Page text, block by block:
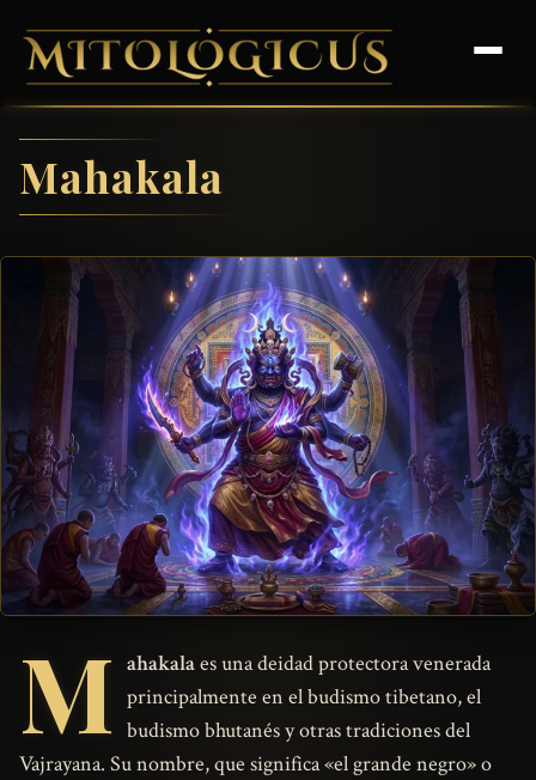
Mahakala
M ahakalaes una deidad protectora venerada
principalmente en el budismo tibetano, el
budismo bhutanés y otras tradiciones del
Vajrayana. Su nombre, que significa «el grande negro» o